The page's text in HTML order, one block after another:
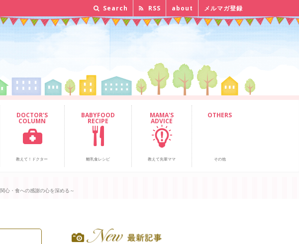
Search RSS about メルマガ登録
DOCTOR'S
COLUMN
教えて！ドクター
BABYFOOD
RECIPE
離乳食レシピ
MAMA'S
ADVICE
教えて先輩ママ
OTHERS
その他
心・食への感謝の心を深める～